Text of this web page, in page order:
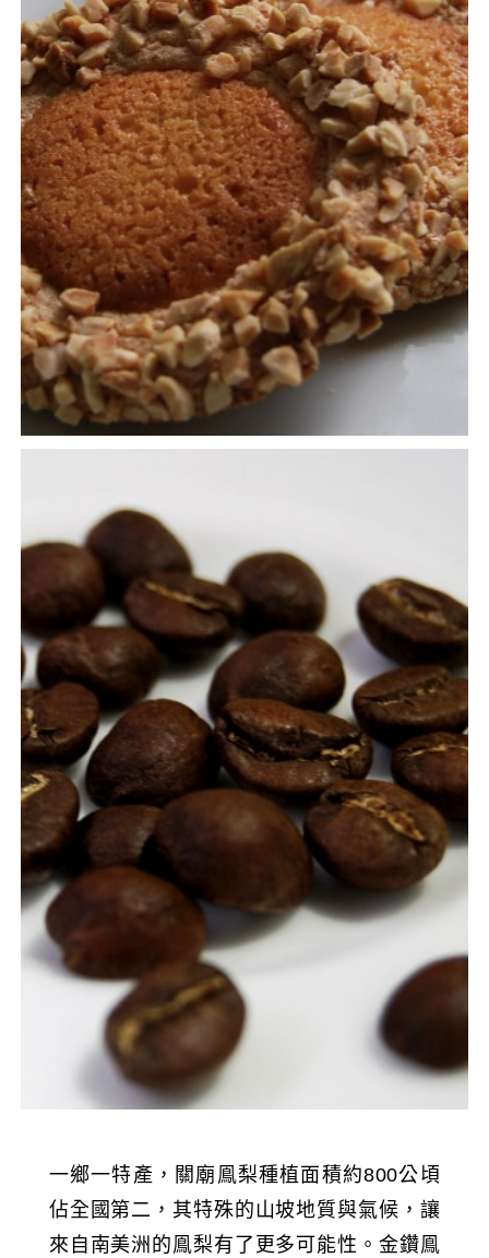
一鄉一特產，關廟鳯梨種植面積約800公頃
佔全國第二，其特殊的山坡地質與氣候，讓
來自南美洲的鳯梨有了更多可能性。金鑽鳯